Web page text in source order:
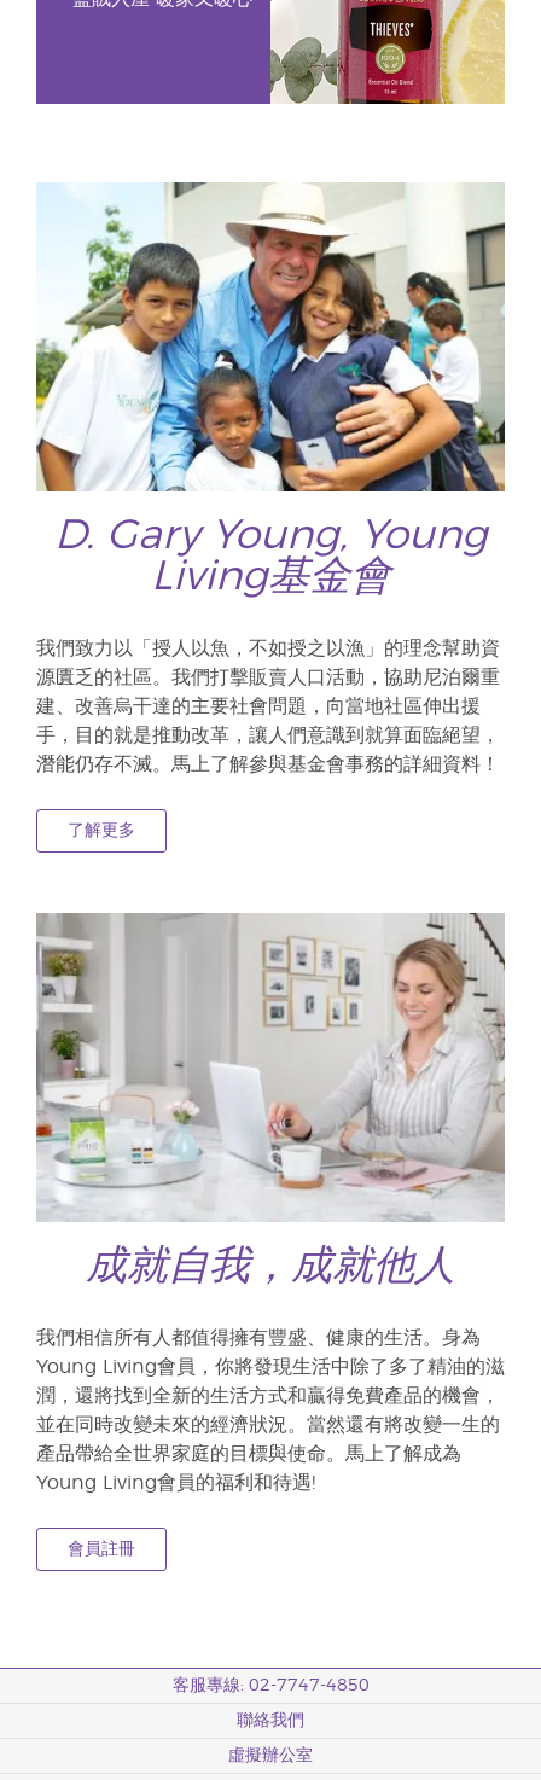
D. Gary Young, Young
Living基金會
我們致力以「授人以魚，不如授之以漁」的理念幫助資
源匱乏的社區。我們打擊販賣人口活動，協助尼泊爾重
建、改善烏干達的主要社會問題，向當地社區伸出援
手，目的就是推動改革，讓人們意識到就算面臨絕望，
潛能仍存不滅。馬上了解參與基金會事務的詳細資料！
了解更多
成就自我，成就他人
我們相信所有人都值得擁有豐盛、健康的生活。身為
Young Living會員，你將發現生活中除了多了精油的滋
潤，還將找到全新的生活方式和贏得免費產品的機會，
並在同時改變未來的經濟狀況。當然還有將改變一生的
產品帶給全世界家庭的目標與使命。馬上了解成為
Young Living會員的福利和待遇!
會員註冊
客服專線: 02-7747-4850
聯絡我們
虛擬辦公室